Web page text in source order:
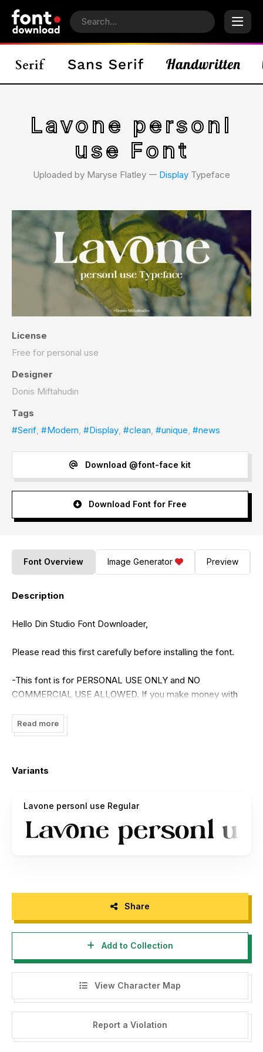
Lavone personl
use Font
Uploaded by Maryse Flatley 𑁋 Display Typeface
License
Free for personal use
Designer
Donis Miftahudin
Tags
#Serif, #Modern, #Display, #clean, #unique, #news
Download @font-face kit
Download Font for Free
Font Overview Image Generator Preview
Description
Hello Din Studio Font Downloader,
Please read this first carefully before installing the font.
-This font is for PERSONAL USE ONLY and NO
COMMERCIAL USE ALLOWED. If you make money with
studio.com/product/lavone/
-Please read the document first (in the downloaded folder)
-For more information please contact my email:
windows:https://din-studio.com/how-to-access-the-
special-character-in-your-desktop-mac-and-windows/
-Any misuse of the license will be subject to worldwide
Lavone is a elegant serif typeface. Designed primarily as a
captivating handcrafted with style. This typeface that is
easy on the eyes font that excels at captivating headlines,
or large branding text, the font oozes that cute aesthetic
that just makes you go “aww!”
-Link to purchase commercial license with an option :
https://din-studio.com/product/lavone/
- Link Donation (PayPal) : donis4design@gmail.com
Keep Support our work and Happy Design !!
Read more
Variants
Lavone personl use Regular
Share
Add to Collection
View Character Map
Report a Violation